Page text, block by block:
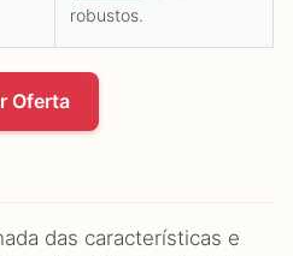
robustos.
Oferta
das características e